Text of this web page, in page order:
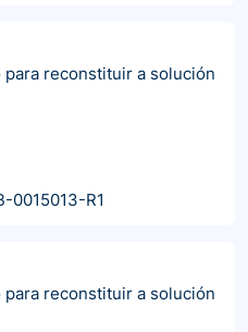
reconstituir a solución
0015013-R1
reconstituir a solución